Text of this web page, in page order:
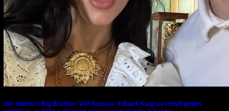
Ish-banori i Big Brother VIP Kosova, Eduart Kuqi ua mbyll gojën